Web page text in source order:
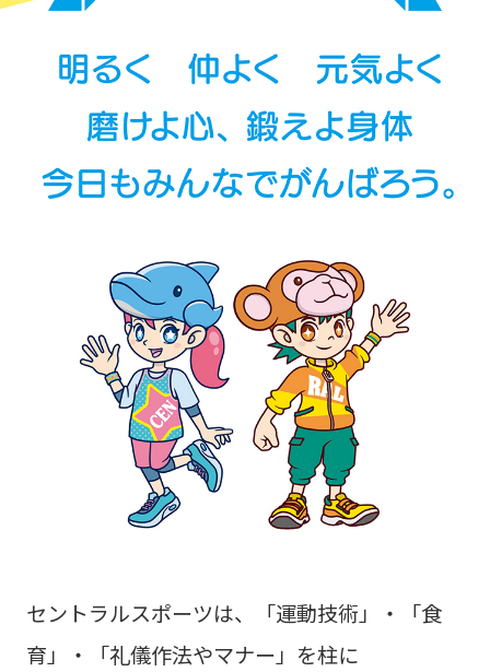
セントラルスポーツは、「運動技術」・「食
育」・「礼儀作法やマナー」を柱に